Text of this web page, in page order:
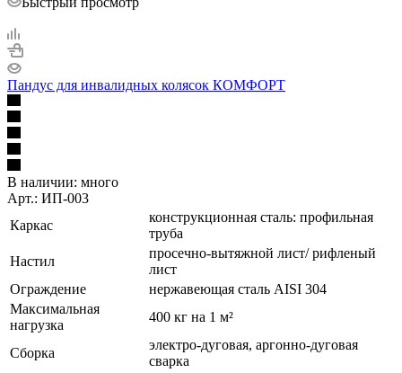
Пандус для инвалидных колясок КОМФОРТ
В наличии: много
Арт.: ИП-003
Каркас
конструкционная сталь: профильная
труба
Настил
просечно-вытяжной лист/ рифленый
лист
Ограждение
нержавеющая сталь AISI 304
Максимальная
нагрузка
400 кг на 1 м²
Сборка
электро-дуговая, аргонно-дуговая
сварка